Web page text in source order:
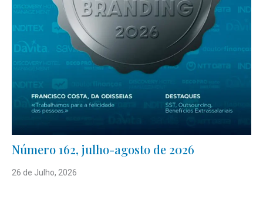
Número 162, julho-agosto de 2026
26 de Julho, 2026